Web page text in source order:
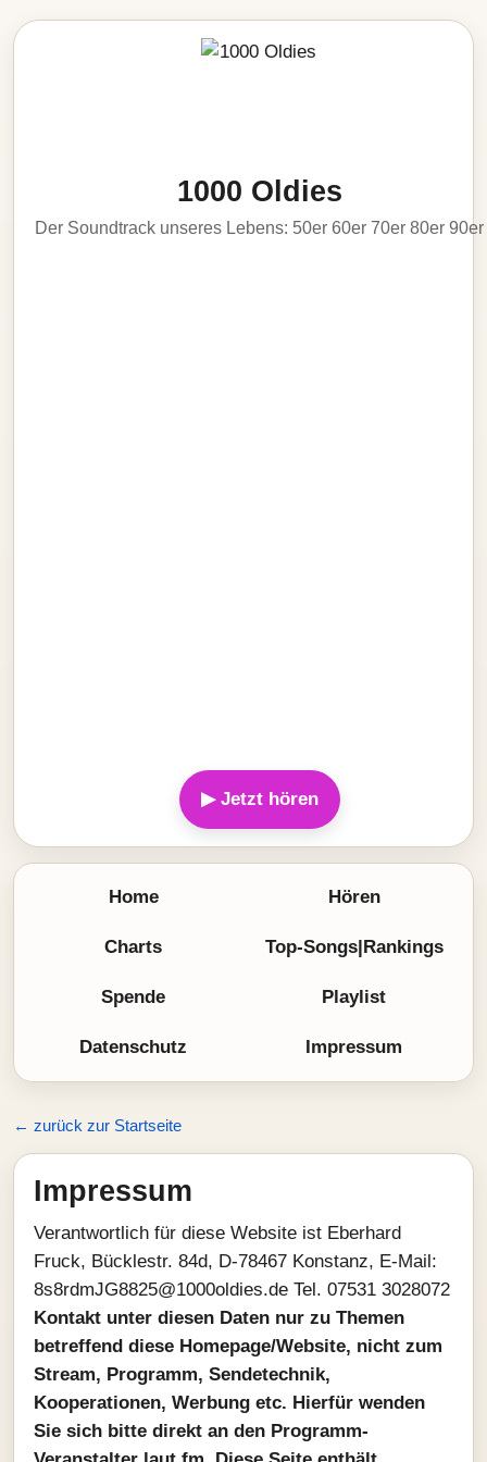
1000 Oldies
Der Soundtrack unseres Lebens: 50er 60er 70er 80er 90er
▶ Jetzt hören
Home Hören
Charts Top-Songs|Rankings
Spende Playlist
Datenschutz Impressum
← zurück zur Startseite
Impressum
Verantwortlich für diese Website ist Eberhard
Fruck, Bücklestr. 84d, D-78467 Konstanz, E-Mail:
ed.seidlo0001@5288GJmdr8s8 Tel. 07531 3028072
Kontakt unter diesen Daten nur zu Themen
betreffend diese Homepage/Website, nicht zum
Stream, Programm, Sendetechnik,
Kooperationen, Werbung etc. Hierfür wenden
Sie sich bitte direkt an den Programm-